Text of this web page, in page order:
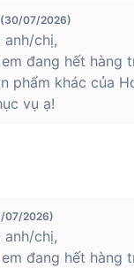
07/2026)
anh/chị,
đang hết
phẩm khác của
vụ ạ!
07/2026)
anh/chị,
đang hết